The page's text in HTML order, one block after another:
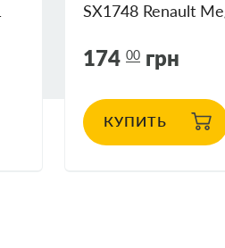
SX1748 Renault
предфильтром)
174 00 грн
КУПИТЬ